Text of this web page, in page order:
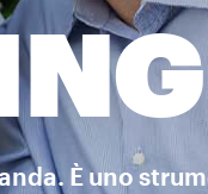
È uno